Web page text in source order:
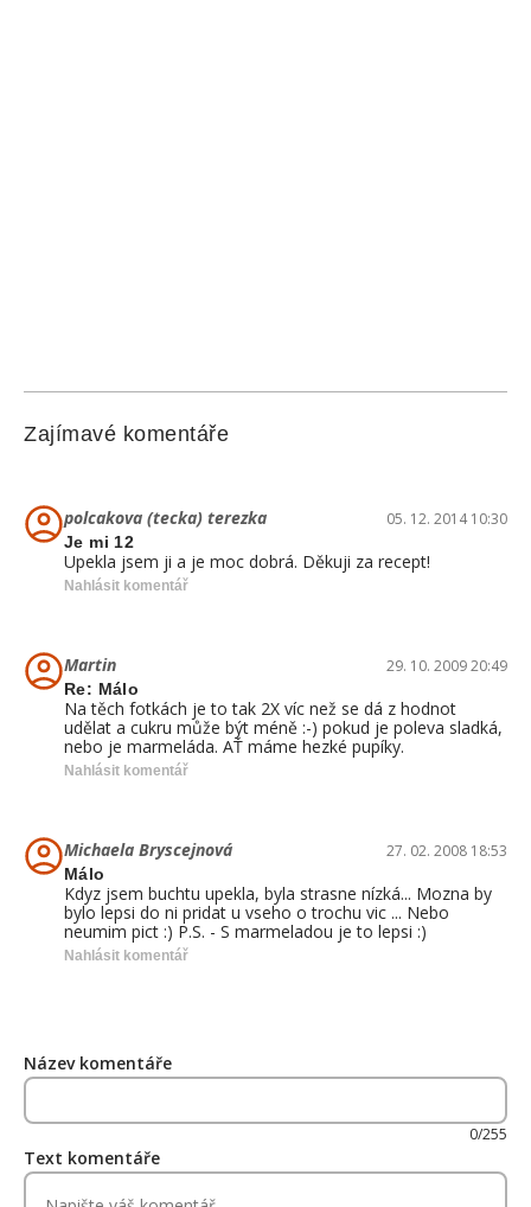
Zajímavé komentáře
polcakova (tecka) terezka 05. 12. 2014 10:30
Je mi 12
Upekla jsem ji a je moc dobrá. Děkuji za recept!
Nahlásit komentář
Martin 29. 10. 2009 20:49
Re: Málo
Na těch fotkách je to tak 2X víc než se dá z hodnot
udělat a cukru může být méně :-) pokud je poleva sladká,
nebo je marmeláda. AŤ máme hezké pupíky.
Nahlásit komentář
Michaela Bryscejnová 27. 02. 2008 18:53
Málo
Kdyz jsem buchtu upekla, byla strasne nízká... Mozna by
bylo lepsi do ni pridat u vseho o trochu vic ... Nebo
neumim pict :) P.S. - S marmeladou je to lepsi :)
Nahlásit komentář
Název komentáře
0/255
Text komentáře